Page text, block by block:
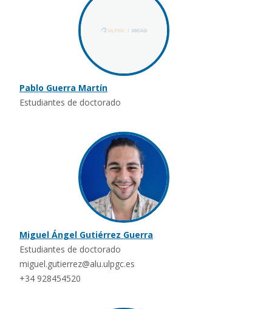
Pablo Guerra Martín
Estudiantes de doctorado
Miguel Ángel Gutiérrez Guerra
Estudiantes de doctorado
miguel.gutierrez@alu.ulpgc.es
+34 928454520